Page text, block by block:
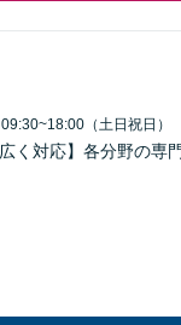
（土日祝日）
く対応】各分野の専